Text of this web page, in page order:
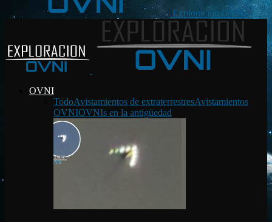
Exploración OVNI
OVNI
TodoAvistamientos de extraterrestresAvistamientos
OVNIOVNIs en la antigüedad